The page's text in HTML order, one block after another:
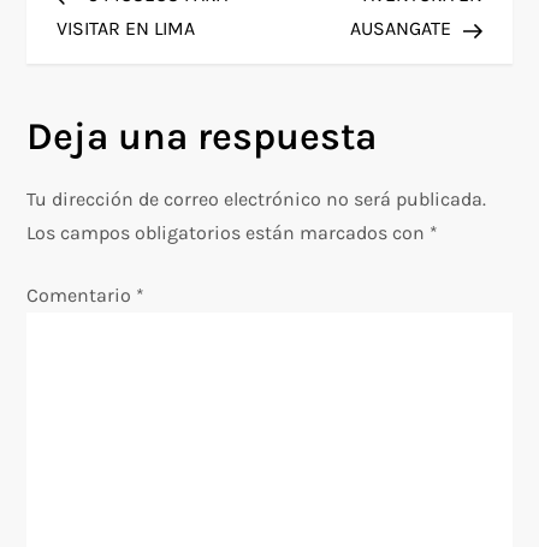
a
e
g
a
c
VISITAR EN LIMA
AUSANGATE
Deja una respuesta
Tu dirección de correo electrónico no será publicada.
Los campos obligatorios están marcados con *
Comentario *